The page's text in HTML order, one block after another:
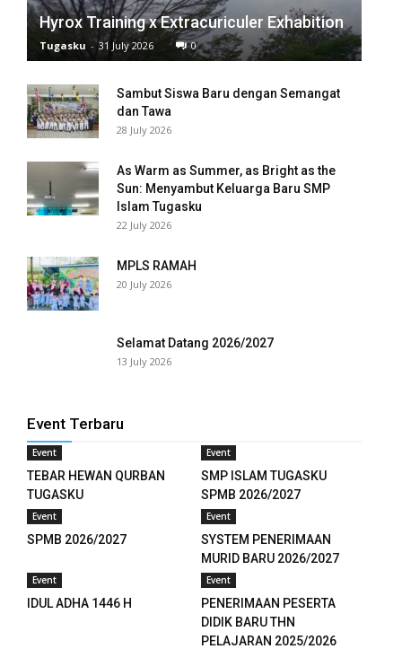
Hyrox Training x Extracuriculer Exhabition
Tugasku - 31 July 2026 0
Sambut Siswa Baru dengan Semangat
dan Tawa
28 July 2026
As Warm as Summer, as Bright as the
Sun: Menyambut Keluarga Baru SMP
Islam Tugasku
22 July 2026
MPLS RAMAH
20 July 2026
Selamat Datang 2026/2027
13 July 2026
Event Terbaru
Event
TEBAR HEWAN QURBAN
TUGASKU
Event
SMP ISLAM TUGASKU
SPMB 2026/2027
Event
SPMB 2026/2027
Event
SYSTEM PENERIMAAN
MURID BARU 2026/2027
Event
IDUL ADHA 1446 H
Event
PENERIMAAN PESERTA
DIDIK BARU THN
PELAJARAN 2025/2026